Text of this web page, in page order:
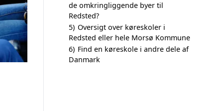
de omkringliggende byer til
Redsted?
5) Oversigt over køreskoler i
Redsted eller hele Morsø Kommune
6) Find en køreskole i andre dele af
Danmark